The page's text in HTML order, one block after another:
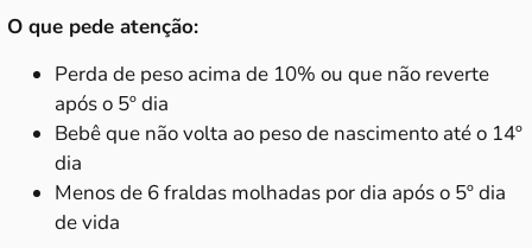
O que pede atenção:
Perda de peso acima de 10% ou que não reverte
após o 5º dia
Bebê que não volta ao peso de nascimento até o 14º
dia
Menos de 6 fraldas molhadas por dia após o 5º dia
de vida